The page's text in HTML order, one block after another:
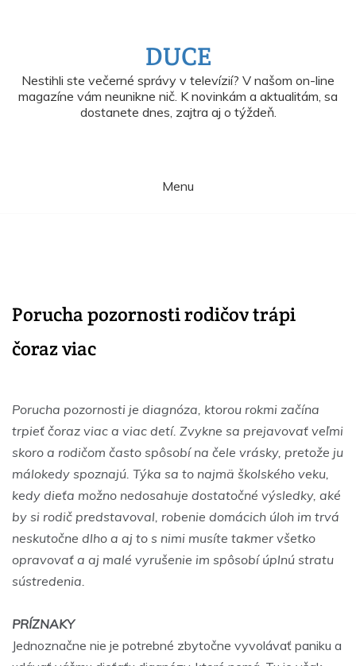
DUCE
Nestihli ste večerné správy v televízií? V našom on-line
magazíne vám neunikne nič. K novinkám a aktualitám, sa
dostanete dnes, zajtra aj o týždeň.
Menu
Porucha pozornosti rodičov trápi
čoraz viac
Porucha pozornosti je diagnóza, ktorou rokmi začína
trpieť čoraz viac a viac detí. Zvykne sa prejavovať veľmi
skoro a rodičom často spôsobí na čele vrásky, pretože ju
málokedy spoznajú. Týka sa to najmä školského veku,
kedy dieťa možno nedosahuje dostatočné výsledky, aké
by si rodič predstavoval, robenie domácich úloh im trvá
neskutočne dlho a aj to s nimi musíte takmer všetko
opravovať a aj malé vyrušenie im spôsobí úplnú stratu
sústredenia.
PRÍZNAKY
Jednoznačne nie je potrebné zbytočne vyvolávať paniku a